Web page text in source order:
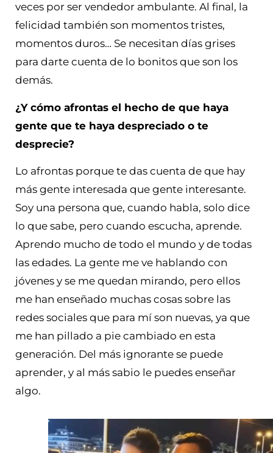
veces por ser vendedor ambulante. Al final, la
felicidad también son momentos tristes,
momentos duros… Se necesitan días grises
para darte cuenta de lo bonitos que son los
demás.
¿Y cómo afrontas el hecho de que haya
gente que te haya despreciado o te
desprecie?
Lo afrontas porque te das cuenta de que hay
más gente interesada que gente interesante.
Soy una persona que, cuando habla, solo dice
lo que sabe, pero cuando escucha, aprende.
Aprendo mucho de todo el mundo y de todas
las edades. La gente me ve hablando con
jóvenes y se me quedan mirando, pero ellos
me han enseñado muchas cosas sobre las
redes sociales que para mí son nuevas, ya que
me han pillado a pie cambiado en esta
generación. Del más ignorante se puede
aprender, y al más sabio le puedes enseñar
algo.